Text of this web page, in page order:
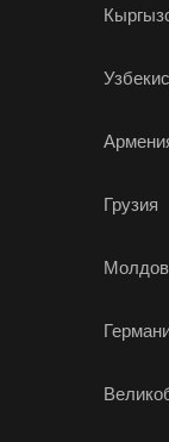
Грузия